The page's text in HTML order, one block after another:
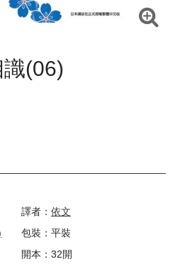
(06)
譯者： 依文
包裝：平裝
開本：32開